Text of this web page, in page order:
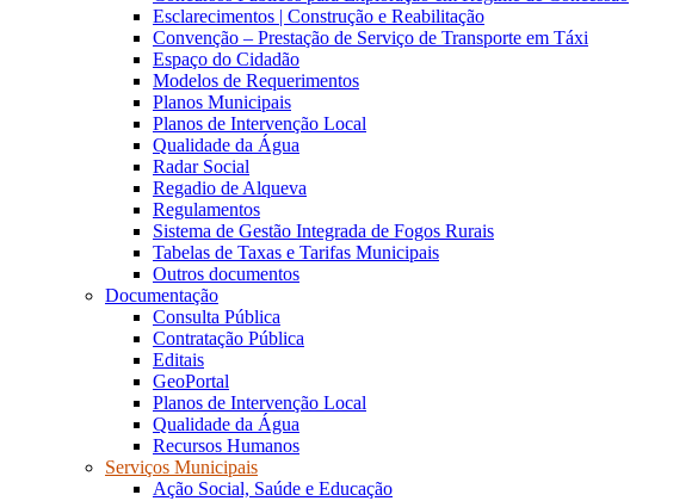
Esclarecimentos | Construção e Reabilitação
Convenção – Prestação de Serviço de Transporte em Táxi
Espaço do Cidadão
Modelos de Requerimentos
Planos Municipais
Planos de Intervenção Local
Qualidade da Água
Radar Social
Regadio de Alqueva
Regulamentos
Sistema de Gestão Integrada de Fogos Rurais
Tabelas de Taxas e Tarifas Municipais
Outros documentos
Documentação
Consulta Pública
Contratação Pública
Editais
GeoPortal
Planos de Intervenção Local
Qualidade da Água
Recursos Humanos
Serviços Municipais
Ação Social, Saúde e Educação